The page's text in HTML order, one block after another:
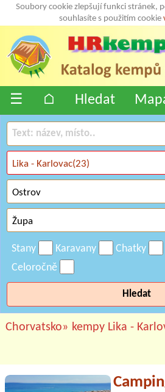
Soubory cookie zlepšují funkci stránek,
souhlasíte s použitím cookie
☰ ⌂ Hledat
Stany Karavany Chatky
Celoročně
Hledat
Chorvatsko» kempy Lika -